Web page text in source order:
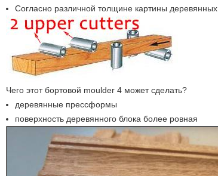
Согласно различной толщине картины
Чего этот бортовой moulder 4 может сделать?
деревянные прессформы
поверхность деревянного блока более ровная